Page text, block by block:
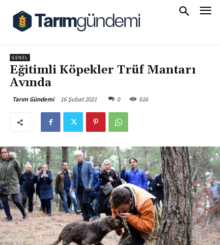
GENEL
Eğitimli Köpekler Trüf Mantarı
Avında
Tarım Gündemi 16 Şubat 2021 0 616